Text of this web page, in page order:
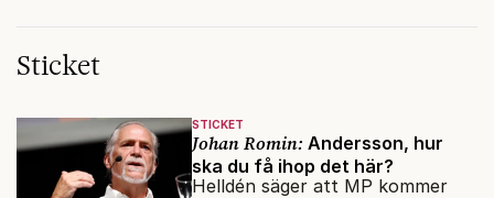
Sticket
STICKET
Johan Romin: Andersson, hur
ska du få ihop det här?
Helldén säger att MP kommer